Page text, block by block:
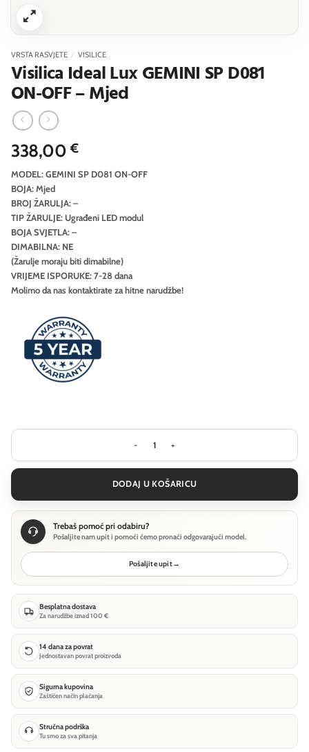
VRSTA RASVJETE / VISILICE
Visilica Ideal Lux GEMINI SP D081
ON-OFF – Mjed
338,00€
MODEL: GEMINI SP D081 ON-OFF
BOJA: Mjed
BROJ ŽARULJA: –
TIP ŽARULJE: Ugrađeni LED modul
BOJA SVJETLA: –
DIMABILNA: NE
(Žarulje moraju biti dimabilne)
VRIJEME ISPORUKE: 7-28 dana
Molimo da nas kontaktirate za hitne narudžbe!
Visilica Ideal Lux GEMINI SP D081
DODAJ U KOŠARICU
Trebaš pomoć pri odabiru?
Pošaljite nam upit i pomoći ćemo pronaći odgovarajući model.
Pošaljite upit→
Besplatna dostava
Za narudžbe iznad 100 €
14 dana za povrat
Jednostavan povrat proizvoda
Sigurna kupovina
Zaštićen način plaćanja
Stručna podrška
Tu smo za sva pitanja